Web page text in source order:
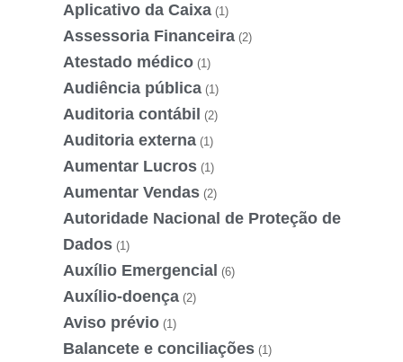
Aplicativo da Caixa (1)
Assessoria Financeira (2)
Atestado médico (1)
Audiência pública (1)
Auditoria contábil (2)
Auditoria externa (1)
Aumentar Lucros (1)
Aumentar Vendas (2)
Autoridade Nacional de Proteção de
Dados (1)
Auxílio Emergencial (6)
Auxílio-doença (2)
Aviso prévio (1)
Balancete e conciliações (1)